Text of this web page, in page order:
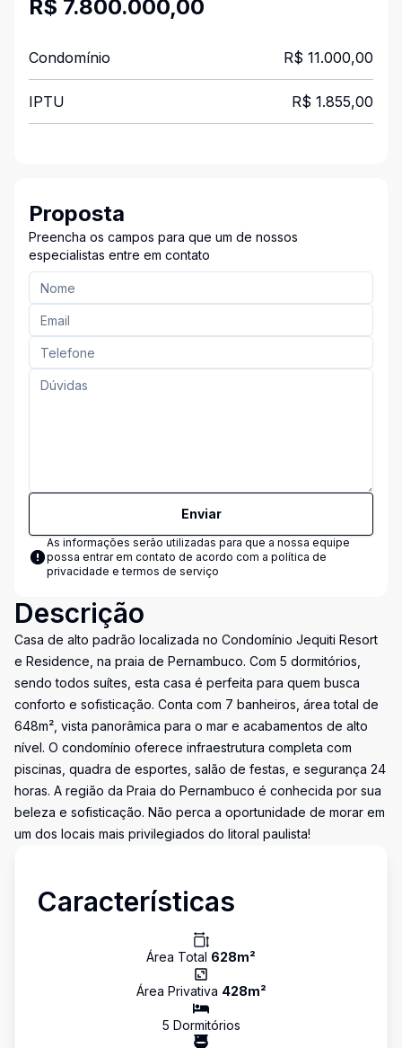
R$ 7.800.000,00
Condomínio R$ 11.000,00
IPTU R$ 1.855,00
Proposta
Preencha os campos para que um de nossos
especialistas entre em contato
Enviar
As informações serão utilizadas para que a nossa equipe
possa entrar em contato de acordo com a política de
privacidade e termos de serviço
Descrição
Casa de alto padrão localizada no Condomínio Jequiti Resort
e Residence, na praia de Pernambuco. Com 5 dormitórios,
sendo todos suítes, esta casa é perfeita para quem busca
conforto e sofisticação. Conta com 7 banheiros, área total de
648m², vista panorâmica para o mar e acabamentos de alto
nível. O condomínio oferece infraestrutura completa com
piscinas, quadra de esportes, salão de festas, e segurança 24
horas. A região da Praia do Pernambuco é conhecida por sua
beleza e sofisticação. Não perca a oportunidade de morar em
um dos locais mais privilegiados do litoral paulista!
Características
Área Total 628m²
Área Privativa 428m²
5 Dormitórios